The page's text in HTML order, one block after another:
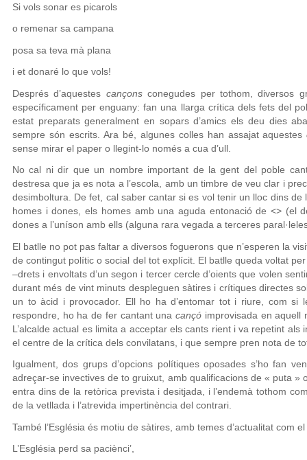
Si vols sonar es picarols
o remenar sa campana
posa sa teva mà plana
i et donaré lo que vols!
Després d’aquestes cançonsconegudes per tothom, diversos
específicament per enguany: fan una llarga crítica dels fets del
estat preparats generalment en sopars d’amics els deu dies
sempre són escrits. Ara bé, algunes colles han assajat aquestes
sense mirar el paper o llegint-lo només a cua d’ull.
No cal ni dir que un nombre important de la gent del poble
destresa que ja es nota a l’escola, amb un timbre de veu clar i
desimboltura. De fet, cal saber cantar si es vol tenir un lloc dins de
homes i dones, els homes amb una aguda entonació de <> (el
dones a l’uníson amb ells (alguna rara vegada a terceres
El batlle no pot pas faltar a diversos foguerons que n’esperen la
de contingut polític o social del tot explícit. El batlle queda voltat
–drets i envoltats d’un segon i tercer cercle d’oients que volen
durant més de vint minuts despleguen sàtires i crítiques directes
un to àcid i provocador. Ell ho ha d’entomar tot i riure, com si
respondre, ho ha de fer cantant unacançó improvisada en aquell
L’alcalde actual es limita a acceptar els cants rient i va repetint
el centre de la crítica dels convilatans, i que sempre pren nota de
Igualment, dos grups d’opcions polítiques oposades s’ho fan
adreçar-se invectives de to gruixut, amb qualificacions de « puta »
entra dins de la retòrica prevista i desitjada, i l’endemà tothom
de la vetllada i l’atrevida impertinència del contrari.
També l’Església és motiu de sàtires, amb temes d’actualitat com
L’Església perd sa paciènci’,